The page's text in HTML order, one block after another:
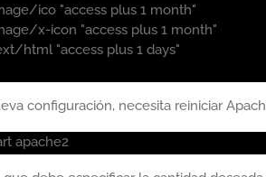
ico "access plus 1 month"
x-icon "access plus 1 month"
html "access plus 1 days"
configuración, necesita reiniciar
apache2